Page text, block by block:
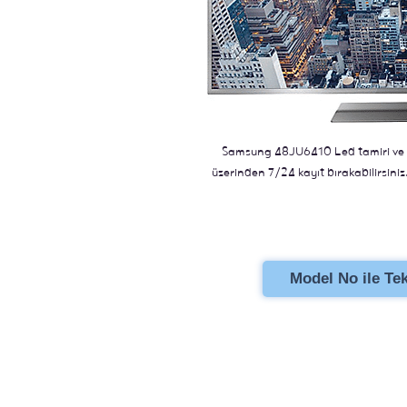
Samsung 48JU6410 Led tamiri
üzerinden 7/24 kayıt
Model No ile